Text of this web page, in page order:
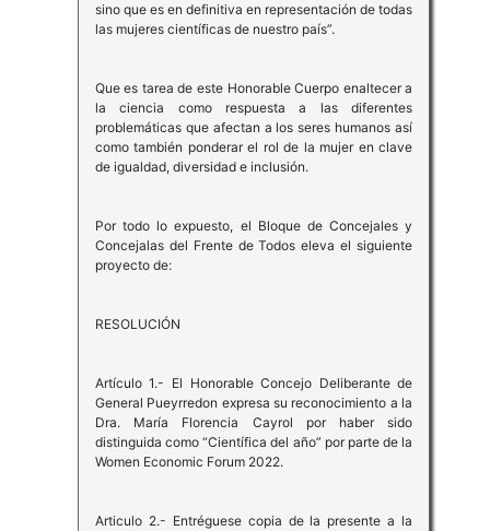
sino que es en definitiva en representación de todas
las mujeres científicas de nuestro país”.
Que es tarea de este Honorable Cuerpo enaltecer a
la ciencia como respuesta a las diferentes
problemáticas que afectan a los seres humanos así
como también ponderar el rol de la mujer en clave
de igualdad, diversidad e inclusión.
Por todo lo expuesto, el Bloque de Concejales y
Concejalas del Frente de Todos eleva el siguiente
proyecto de:
RESOLUCIÓN
Artículo 1.- El Honorable Concejo Deliberante de
General Pueyrredon expresa su reconocimiento a la
Dra. María Florencia Cayrol por haber sido
distinguida como “Científica del año” por parte de la
Women Economic Forum 2022.
Articulo 2.- Entréguese copia de la presente a la